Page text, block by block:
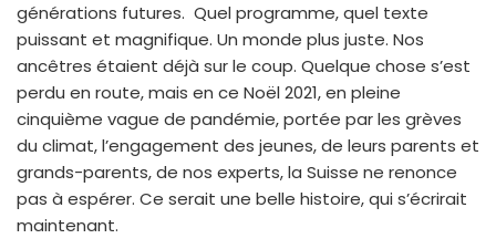
générations futures. Quel programme, quel texte
puissant et magnifique. Un monde plus juste. Nos
ancêtres étaient déjà sur le coup. Quelque chose s’est
perdu en route, mais en ce Noël 2021, en pleine
cinquième vague de pandémie, portée par les grèves
du climat, l’engagement des jeunes, de leurs parents et
grands-parents, de nos experts, la Suisse ne renonce
pas à espérer. Ce serait une belle histoire, qui s’écrirait
maintenant.